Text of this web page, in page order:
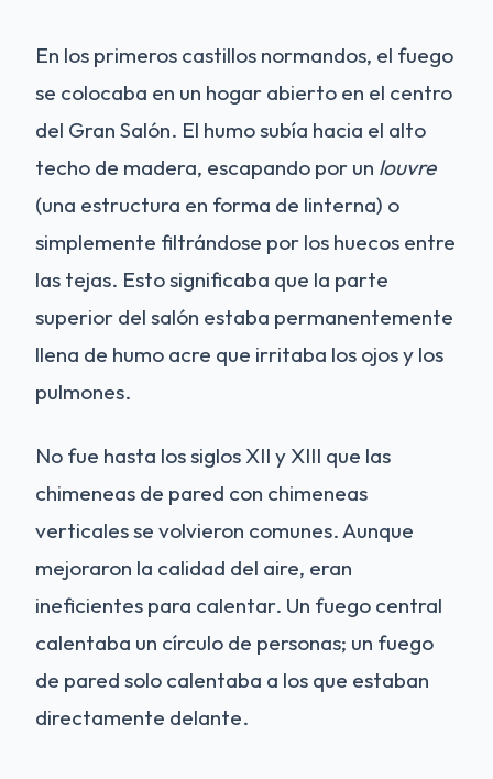
En los primeros castillos normandos, el fuego
se colocaba en un hogar abierto en el centro
del Gran Salón. El humo subía hacia el alto
techo de madera, escapando por un louvre
(una estructura en forma de linterna) o
simplemente filtrándose por los huecos entre
las tejas. Esto significaba que la parte
superior del salón estaba permanentemente
llena de humo acre que irritaba los ojos y los
pulmones.
No fue hasta los siglos XII y XIII que las
chimeneas de pared con chimeneas
verticales se volvieron comunes. Aunque
mejoraron la calidad del aire, eran
ineficientes para calentar. Un fuego central
calentaba un círculo de personas; un fuego
de pared solo calentaba a los que estaban
directamente delante.